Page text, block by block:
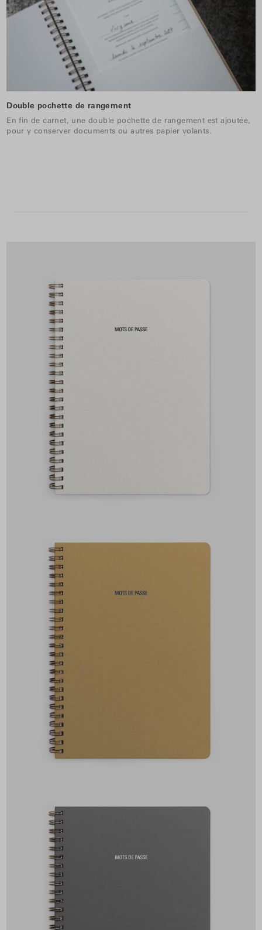
Double pochette de rangement
En fin de carnet, une double pochette de rangement est ajoutée,
pour y conserver documents ou autres papier volants.